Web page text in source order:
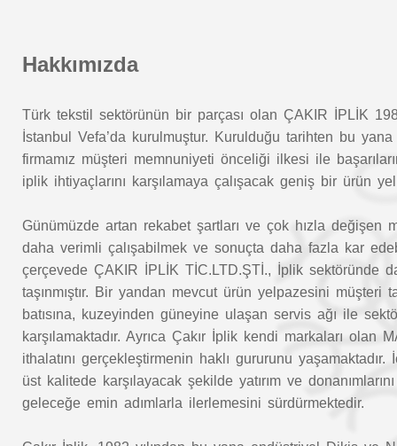
Hakkımızda
Türk tekstil sektörünün bir parçası olan ÇAKIR İPLİK
İstanbul Vefa’da kurulmuştur. Kurulduğu tarihten bu
firmamız müşteri memnuniyeti önceliği ilkesi ile
iplik ihtiyaçlarını karşılamaya çalışacak geniş bir ürün
Günümüzde artan rekabet şartları ve çok hızla değişen
daha verimli çalışabilmek ve sonuçta daha fazla kar
çerçevede ÇAKIR İPLİK TİC.LTD.ŞTİ., İplik sektöründe
taşınmıştır. Bir yandan mevcut ürün yelpazesini
batısına, kuzeyinden güneyine ulaşan servis ağı ile
karşılamaktadır. Ayrıca Çakır İplik kendi markaları
ithalatını gerçekleştirmenin haklı gururunu
üst kalitede karşılayacak şekilde yatırım ve
geleceğe emin adımlarla ilerlemesini sürdürmektedir.